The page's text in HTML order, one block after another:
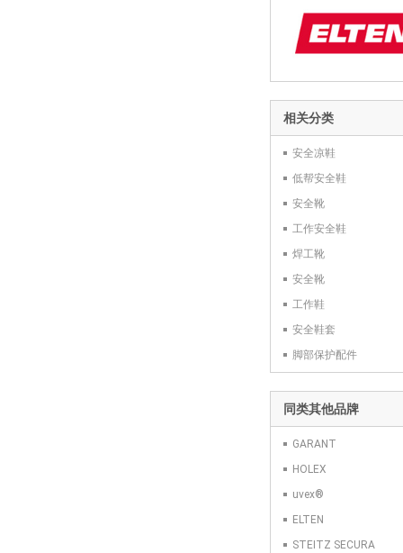
092239 48
相关分类
安全凉鞋
低帮安全鞋
安全靴
工作安全鞋
焊工靴
安全靴
工作鞋
安全鞋套
脚部保护配件
同类其他品牌
GARANT
HOLEX
uvex®
ELTEN
STEITZ SECURA